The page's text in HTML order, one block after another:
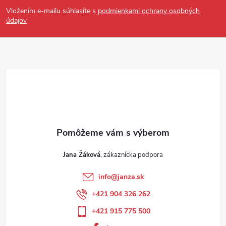
Vložením e-mailu súhlasíte s podmienkami ochrany osobných
údajov
Jana Žáková
info@janza.sk
+421 904 326 262
+421 915 775 500